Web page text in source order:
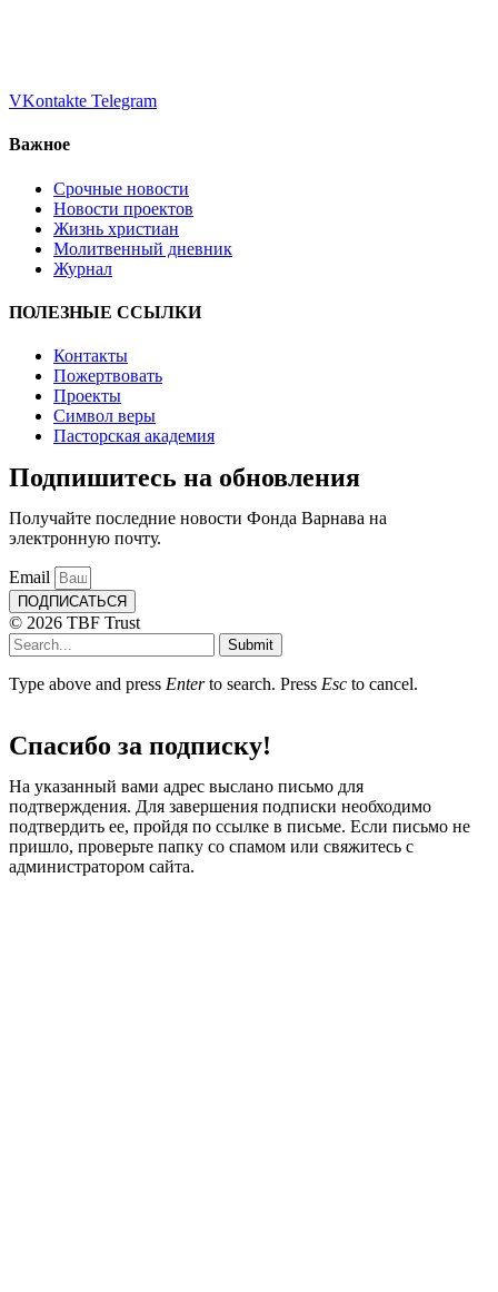
VKontakte Telegram
Важное
Срочные новости
Новости проектов
Жизнь христиан
Молитвенный дневник
Журнал
ПОЛЕЗНЫЕ ССЫЛКИ
Контакты
Пожертвовать
Проекты
Символ веры
Пасторская академия
Подпишитесь на обновления
Получайте последние новости Фонда Варнава на
электронную почту.
Email
ПОДПИСАТЬСЯ
© 2026 TBF Trust
Submit
Type above and press Enterto search. Press Esc to cancel.
Спасибо за подписку!
На указанный вами адрес выслано письмо для
подтверждения. Для завершения подписки необходимо
подтвердить ее, пройдя по ссылке в письме. Если письмо не
пришло, проверьте папку со спамом или свяжитесь с
администратором сайта.